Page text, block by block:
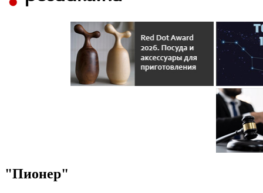
"Пионер"